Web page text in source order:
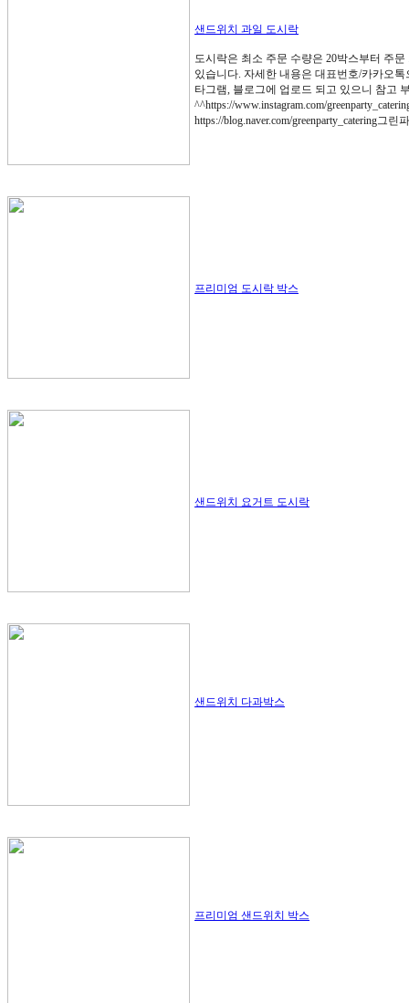
샌드위치 과일 도시락
도시락은 최소 주문 수량은 20박스부터 주
있습니다. 자세한 내용은 대표번호/카카오
타그램, 블로그에 업로드 되고 있으니 참고
^^https://www.instagram.com/
https://blog.naver.com/greenparty_catering그린
프리미엄 도시락 박스
샌드위치 요거트 도시락
샌드위치 다과박스
프리미엄 샌드위치 박스